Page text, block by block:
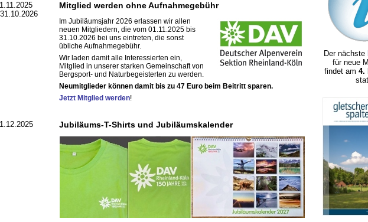
Mitglied werden ohne Aufnahmegebühr
Im Jubiläumsjahr 2026 erlassen wir allen
neuen Mitgliedern, die vom 01.11.2025 bis
31.10.2026 bei uns eintreten, die sonst
übliche Aufnahmegebühr.
Wir laden damit alle Interessierten ein,
Mitglied in unserer starken Gemeinschaft von
Bergsport- und Naturbegeisterten zu werden.
Neumitglieder können damit bis zu 47 Euro beim Beitritt sparen.
Jetzt Mitglied werden!
Jubiläums-T-Shirts und Jubiläumskalender
Der nächste
für neue
findet am 4.